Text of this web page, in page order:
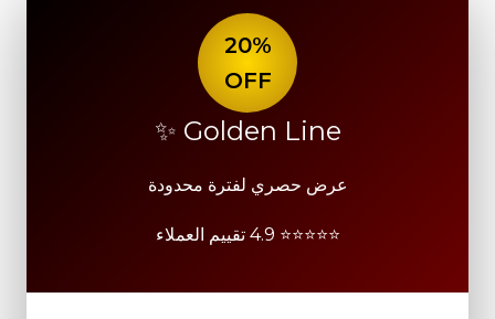
20%
OFF
Golden Line ✨
عرض حصري لفترة محدودة
⭐⭐⭐⭐⭐ 4.9 تقييم العملاء